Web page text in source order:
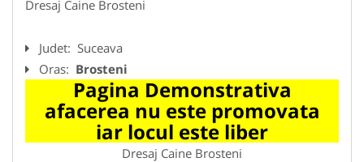
Dresaj Caine Brosteni
Judet: Suceava
Oras: Brosteni
Pagina Demonstrativa
afacerea nu este promovata
iar locul este liber
Dresaj Caine Brosteni